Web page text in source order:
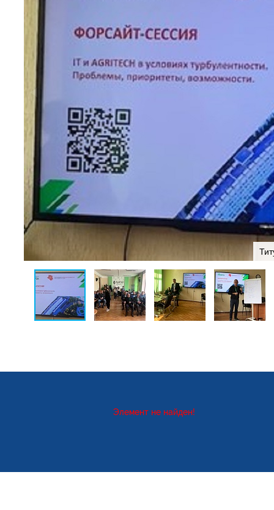
Элемент не найден!